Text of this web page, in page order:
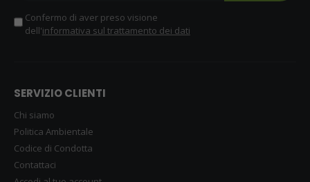
Confermo di aver preso visione
dell'informativa sul trattamento dei dati
SERVIZIO CLIENTI
Chi siamo
Politica Ambientale
Codice di Condotta
Contattaci